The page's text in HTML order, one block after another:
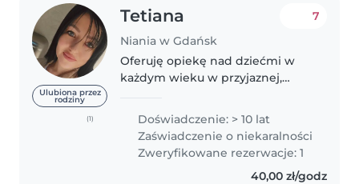
Ulubiona przez
rodziny
(1)
Tetiana
Niania w Gdańsk
7
Oferuję opiekę nad dziećmi w
każdym wieku w przyjaznej,
w komfortowym mieszkaniu lub,
w razie potrzeby, dojechać
samochodem. Jestem..
Doświadczenie: > 10 lat
Zaświadczenie o niekaralności
Zweryfikowane rezerwacje: 1
40,00 zł/godz